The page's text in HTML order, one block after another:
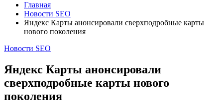
Главная
Новости SEO
Яндекс Карты анонсировали сверхподробные карты
нового поколения
Новости SEO
Яндекс Карты анонсировали
сверхподробные карты нового
поколения